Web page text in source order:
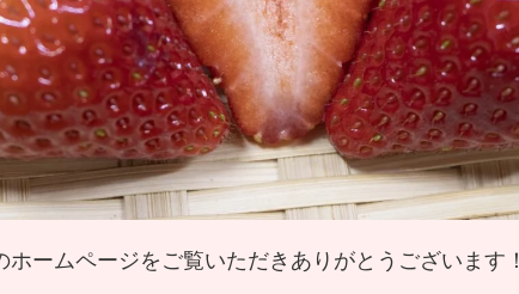
ームページをご覧いただきありがとうございます！